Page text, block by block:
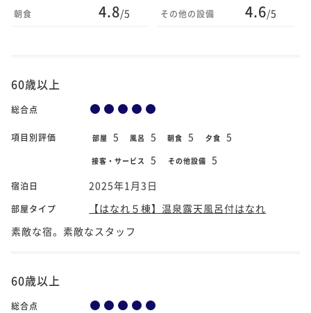
朝食 4.8/5 その他の設備 4.6/5
60歳以上
総合点
項目別評価 部屋 5 風呂 5 朝食 5 夕食 5
接客・サービス 5 その他設備 5
宿泊日 2025年1月3日
部屋タイプ
【はなれ５棟】温泉露天風呂付はなれ
素敵な宿。素敵なスタッフ
60歳以上
総合点